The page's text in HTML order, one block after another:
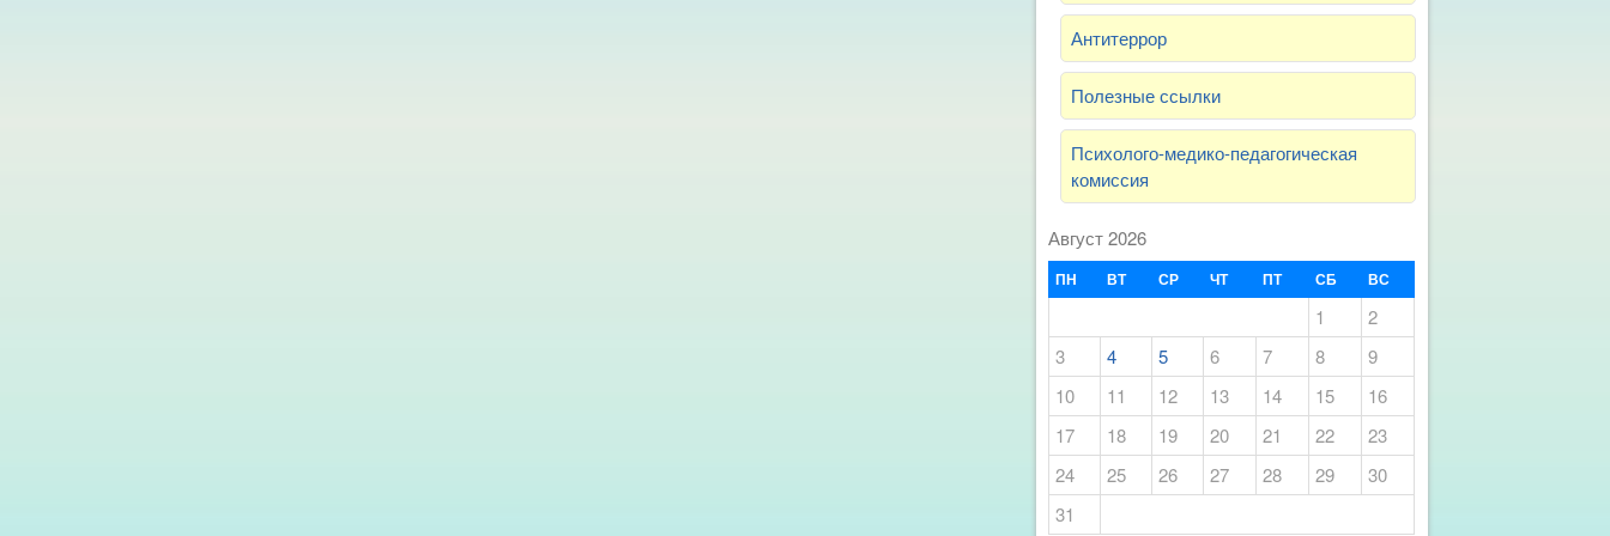
Антитеррор
Полезные ссылки
Психолого-медико-педагогическая
комиссия
Август 2026
ПН ВТ СР ЧТ ПТ СБ ВС
1
2
3
4 5 6 7 8
9
10
11 12 13 14 15
16
17
18 19 20 21 22
23
24
25 26 27 28 29
30
31